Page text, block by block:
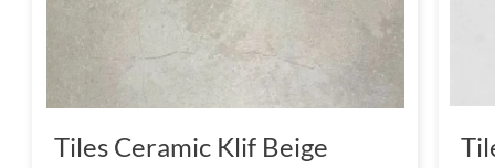
Tiles Ceramic Klif Beige